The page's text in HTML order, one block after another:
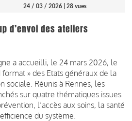
24 / 03 / 2026 | 28 vues
d’envoi des ateliers
a accueilli, le 24 mars 2026, le
» des Etats généraux de la
sociale. Réunis à Rennes, les
sur quatre thématiques issues
l’accès aux soins, la santé
du système.